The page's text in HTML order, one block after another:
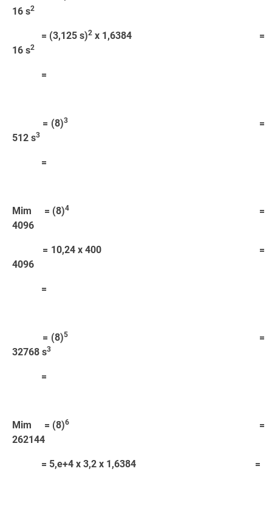
16 s2
= (3,125 s)2 x 1,6384 =
16 s2
=
= (8)3=
512 s3
=
Mim = (8)4
=
4096
= 10,24 x 400 =
4096
=
= (8)5=
32768 s3
=
Mim = (8)6
=
262144
= 5,e+4 x 3,2 x 1,6384 =